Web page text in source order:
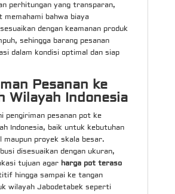
perhitungan yang transparan,
memahami bahwa biaya
dengan keamanan produk
sehingga barang pesanan
dalam kondisi optimal dan siap
Pesanan ke
Wilayah Indonesia
pengiriman pesanan pot ke
Indonesia, baik untuk kebutuhan
maupun proyek skala besar.
disesuaikan dengan ukuran,
tujuan agar harga pot teraso
hingga sampai ke tangan
wilayah Jabodetabek seperti